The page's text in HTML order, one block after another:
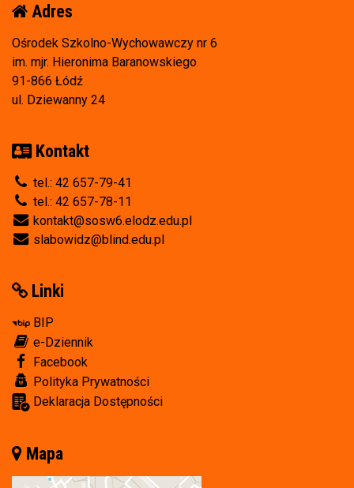
Adres
Ośrodek Szkolno-Wychowawczy nr 6
im. mjr. Hieronima Baranowskiego
91-866 Łódź
ul. Dziewanny 24
Kontakt
tel.: 42 657-79-41
tel.: 42 657-78-11
kontakt@sosw6.elodz.edu.pl
slabowidz@blind.edu.pl
Linki
BIP
e-Dziennik
Facebook
Polityka Prywatności
Deklaracja Dostępności
Mapa